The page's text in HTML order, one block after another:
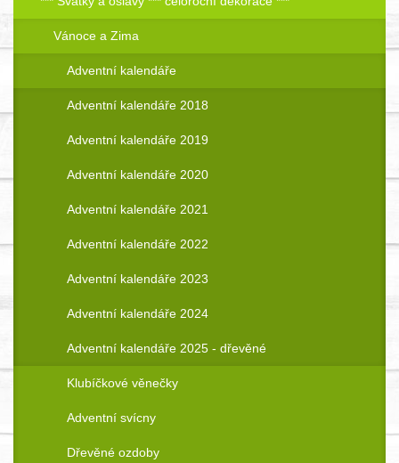
Vánoce a Zima
Adventní kalendáře
Adventní kalendáře 2018
Adventní kalendáře 2019
Adventní kalendáře 2020
Adventní kalendáře 2021
Adventní kalendáře 2022
Adventní kalendáře 2023
Adventní kalendáře 2024
Adventní kalendáře 2025 - dřevěné
Klubíčkové věnečky
Adventní svícny
Dřevěné ozdoby